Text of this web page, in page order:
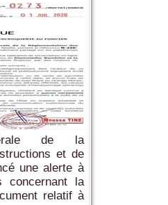
de la
et de
une alerte à
concernant la
relatif à